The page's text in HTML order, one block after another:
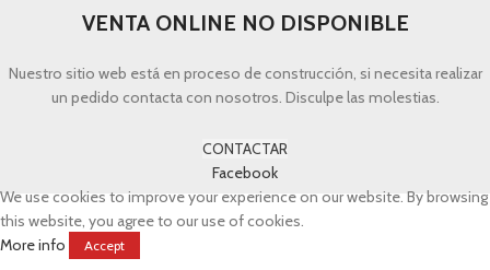
VENTA ONLINE NO DISPONIBLE
Nuestro sitio web está en proceso de construcción, si necesita realizar
un pedido contacta con nosotros. Disculpe las molestias.
CONTACTAR
Facebook
We use cookies to improve your experience on our website. By browsing
this website, you agree to our use of cookies.
More info
Accept